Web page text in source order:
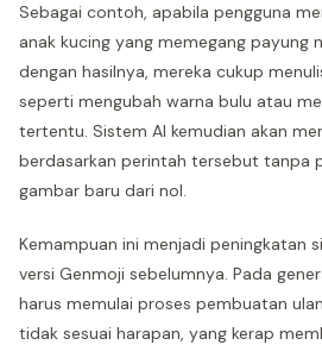
Sebagai contoh, apabila pengguna
anak kucing yang memegang payung
dengan hasilnya, mereka cukup
seperti mengubah warna bulu atau
tertentu. Sistem AI kemudian akan
berdasarkan perintah tersebut tanpa
gambar baru dari nol.
Kemampuan ini menjadi peningkatan
versi Genmoji sebelumnya. Pada
harus memulai proses pembuatan
tidak sesuai harapan, yang kerap